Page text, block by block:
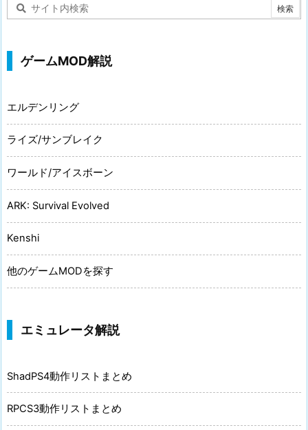
ゲームMOD解説
エルデンリング
ライズ/サンブレイク
ワールド/アイスボーン
ARK: Survival Evolved
Kenshi
他のゲームMODを探す
エミュレータ解説
ShadPS4動作リストまとめ
RPCS3動作リストまとめ